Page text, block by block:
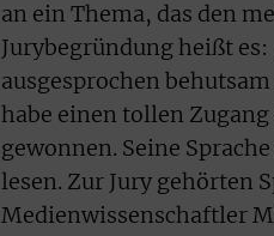
an ein Thema, das den
Jurybegründung heißt
ausgesprochen
habe einen tollen
gewonnen. Seine
lesen. Zur Jury gehörten
Medienwissenschaftler